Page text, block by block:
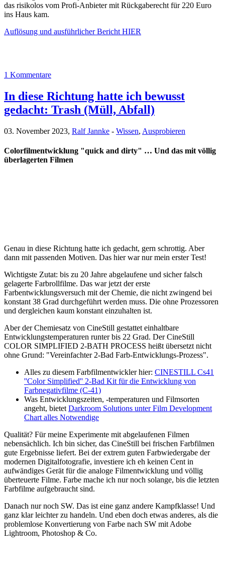
das risikolos vom Profi-Anbieter mit Rückgaberecht für 220 Euro
ins Haus kam.
Auflösung und ausführlicher Bericht HIER
1 Kommentare
In diese Richtung hatte ich bewusst
gedacht: Trash (Müll, Abfall)
03. November 2023, Ralf Jannke - Wissen, Ausprobieren
Colorfilmentwicklung "quick and dirty" … Und das mit völlig
überlagerten Filmen
Genau in diese Richtung hatte ich gedacht, gern schrottig. Aber
dann mit passenden Motiven. Das hier war nur mein erster Test!
Wichtigste Zutat: bis zu 20 Jahre abgelaufene und sicher falsch
gelagerte Farbrollfilme. Das war jetzt der erste
Farbentwicklungsversuch mit der Chemie, die nicht zwingend bei
konstant 38 Grad durchgeführt werden muss. Die ohne Prozessoren
und dergleichen kaum konstant einzuhalten ist.
Aber der Chemiesatz von CineStill gestattet einhaltbare
Entwicklungstemperaturen runter bis 22 Grad. Der CineStill
COLOR SIMPLIFIED 2-BATH PROCESS heißt übersetzt nicht
ohne Grund: "Vereinfachter 2-Bad Farb-Entwicklungs-Prozess".
Alles zu diesem Farbfilmentwickler hier: CINESTILL Cs41
''Color Simplified'' 2-Bad Kit für die Entwicklung von
Farbnegativfilme (C-41)
Was Entwicklungszeiten, -temperaturen und Filmsorten
angeht, bietet Darkroom Solutions unter Film Development
Chart alles Notwendige
Qualität? Für meine Experimente mit abgelaufenen Filmen
nebensächlich. Ich bin sicher, das CineStill bei frischen Farbfilmen
gute Ergebnisse liefert. Bei der extrem guten Farbwiedergabe der
modernen Digitalfotografie, investiere ich eh keinen Cent in
aufwändiges Gerät für die analoge Filmentwicklung und völlig
überteuerte Filme. Farbe mache ich nur noch solange, bis die letzten
Farbfilme aufgebraucht sind.
Danach nur noch SW. Das ist eine ganz andere Kampfklasse! Und
ganz klar leichter zu handeln. Und eben doch etwas anderes, als die
problemlose Konvertierung von Farbe nach SW mit Adobe
Lightroom, Photoshop & Co.